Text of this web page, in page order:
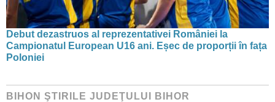
Debut dezastruos al reprezentativei României la
Campionatul European U16 ani. Eșec de proporții în fața
Poloniei
BIHON ŞTIRILE JUDEŢULUI BIHOR